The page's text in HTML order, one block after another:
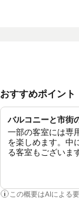
おすすめポイント
バルコニーと市街
一部の客室には専
を楽しめます。中
る客室もございま
この概要はAIによる